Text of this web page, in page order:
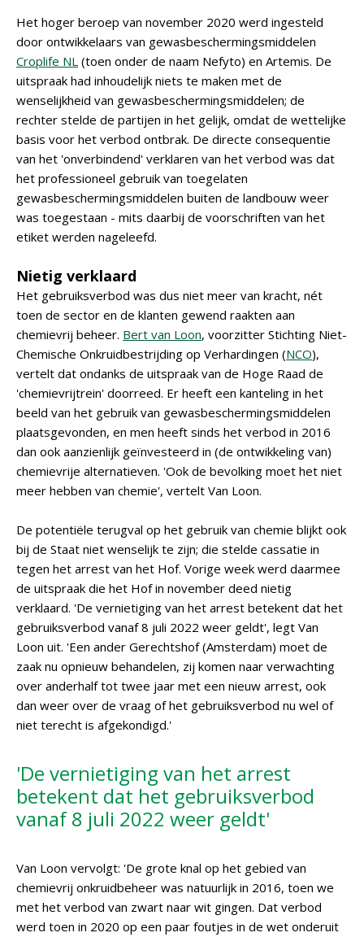
Het hoger beroep van november 2020 werd ingesteld
door ontwikkelaars van gewasbeschermingsmiddelen
Croplife NL (toen onder de naam Nefyto) en Artemis. De
uitspraak had inhoudelijk niets te maken met de
wenselijkheid van gewasbeschermingsmiddelen; de
rechter stelde de partijen in het gelijk, omdat de wettelijke
basis voor het verbod ontbrak. De directe consequentie
van het 'onverbindend' verklaren van het verbod was dat
het professioneel gebruik van toegelaten
gewasbeschermingsmiddelen buiten de landbouw weer
was toegestaan - mits daarbij de voorschriften van het
etiket werden nageleefd.
Nietig verklaard
Het gebruiksverbod was dus niet meer van kracht, nét
toen de sector en de klanten gewend raakten aan
chemievrij beheer. Bert van Loon, voorzitter Stichting Niet-
Chemische Onkruidbestrijding op Verhardingen (NCO),
vertelt dat ondanks de uitspraak van de Hoge Raad de
'chemievrijtrein' doorreed. Er heeft een kanteling in het
beeld van het gebruik van gewasbeschermingsmiddelen
plaatsgevonden, en men heeft sinds het verbod in 2016
dan ook aanzienlijk geïnvesteerd in (de ontwikkeling van)
chemievrije alternatieven. 'Ook de bevolking moet het niet
meer hebben van chemie', vertelt Van Loon.
De potentiële terugval op het gebruik van chemie blijkt ook
bij de Staat niet wenselijk te zijn; die stelde cassatie in
tegen het arrest van het Hof. Vorige week werd daarmee
de uitspraak die het Hof in november deed nietig
verklaard. 'De vernietiging van het arrest betekent dat het
gebruiksverbod vanaf 8 juli 2022 weer geldt', legt Van
Loon uit. 'Een ander Gerechtshof (Amsterdam) moet de
zaak nu opnieuw behandelen, zij komen naar verwachting
over anderhalf tot twee jaar met een nieuw arrest, ook
dan weer over de vraag of het gebruiksverbod nu wel of
niet terecht is afgekondigd.'
'De vernietiging van het arrest
betekent dat het gebruiksverbod
vanaf 8 juli 2022 weer geldt'
Van Loon vervolgt: 'De grote knal op het gebied van
chemievrij onkruidbeheer was natuurlijk in 2016, toen we
met het verbod van zwart naar wit gingen. Dat verbod
werd toen in 2020 op een paar foutjes in de wet onderuit